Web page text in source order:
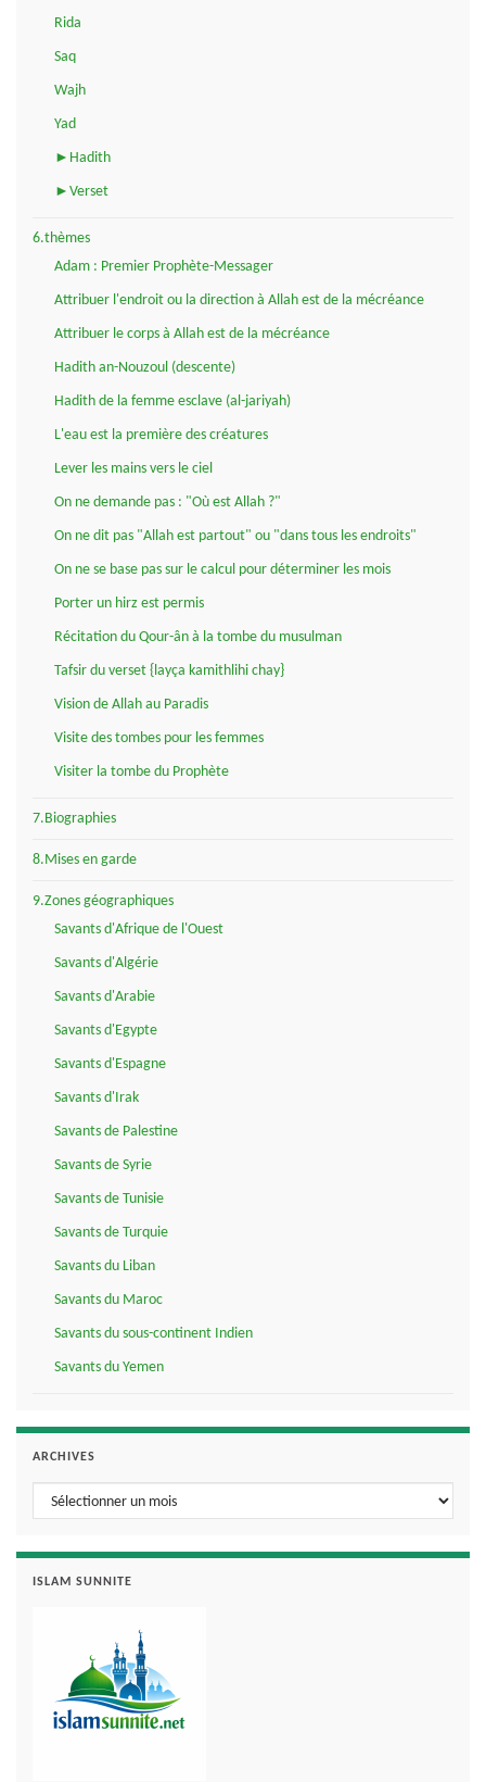
Rida
Saq
Wajh
Yad
►Hadith
►Verset
6.thèmes
Adam : Premier Prophète-Messager
Attribuer l'endroit ou la direction à Allah est de la mécréance
Attribuer le corps à Allah est de la mécréance
Hadith an-Nouzoul (descente)
Hadith de la femme esclave (al-jariyah)
L'eau est la première des créatures
Lever les mains vers le ciel
On ne demande pas : "Où est Allah ?"
On ne dit pas "Allah est partout" ou "dans tous les endroits"
On ne se base pas sur le calcul pour déterminer les mois
Porter un hirz est permis
Récitation du Qour-ân à la tombe du musulman
Tafsir du verset {layça kamithlihi chay}
Vision de Allah au Paradis
Visite des tombes pour les femmes
Visiter la tombe du Prophète
7.Biographies
8.Mises en garde
9.Zones géographiques
Savants d'Afrique de l'Ouest
Savants d'Algérie
Savants d'Arabie
Savants d'Egypte
Savants d'Espagne
Savants d'Irak
Savants de Palestine
Savants de Syrie
Savants de Tunisie
Savants de Turquie
Savants du Liban
Savants du Maroc
Savants du sous-continent Indien
Savants du Yemen
ARCHIVES
Archives
ISLAM SUNNITE